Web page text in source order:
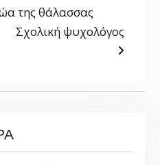
της θάλασσας
Next
Σχολική ψυχολόγος